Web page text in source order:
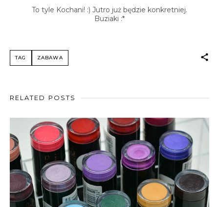
To tyle Kochani! :) Jutro już będzie konkretniej.
Buziaki :*
TAG ZABAWA
RELATED POSTS